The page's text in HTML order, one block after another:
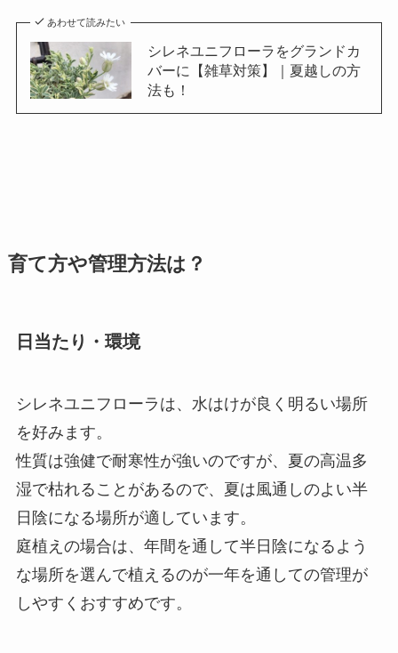
あわせて読みたい
シレネユニフローラをグランドカ
バーに【雑草対策】｜夏越しの方
法も！
育て方や管理方法は？
日当たり・環境
シレネユニフローラは、水はけが良く明るい場所
を好みます。
性質は強健で耐寒性が強いのですが、夏の高温多
湿で枯れることがあるので、夏は風通しのよい半
日陰になる場所が適しています。
庭植えの場合は、年間を通して半日陰になるよう
な場所を選んで植えるのが一年を通しての管理が
しやすくおすすめです。